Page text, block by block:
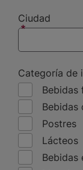
Ciudad
Categoría de
Bebidas
Bebidas
Postres
Lácteos
Bebidas